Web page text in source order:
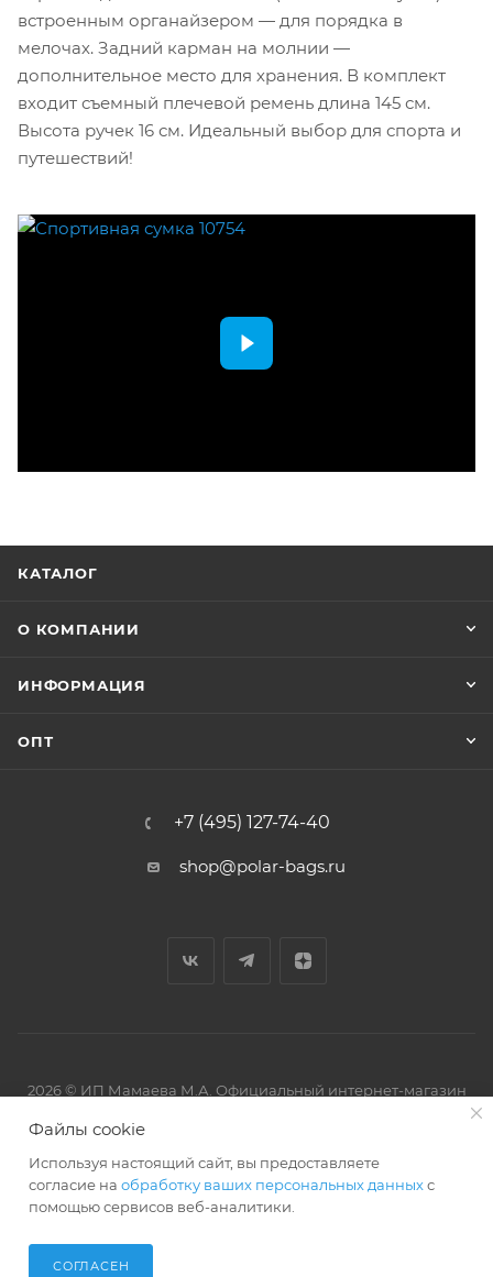
встроенным органайзером — для порядка в
мелочах. Задний карман на молнии —
дополнительное место для хранения. В комплект
входит съемный плечевой ремень длина 145 см.
Высота ручек 16 см. Идеальный выбор для спорта и
путешествий!
КАТАЛОГ
О КОМПАНИИ
ИНФОРМАЦИЯ
ОПТ
+7 (495) 127-74-40
shop@polar-bags.ru
2026 © ИП Мамаева М.А. Официальный интернет-магазин
Файлы cookie
Используя настоящий сайт, вы предоставляете
согласие на обработку ваших персональных данныхс
помощью сервисов веб-аналитики.
СОГЛАСЕН